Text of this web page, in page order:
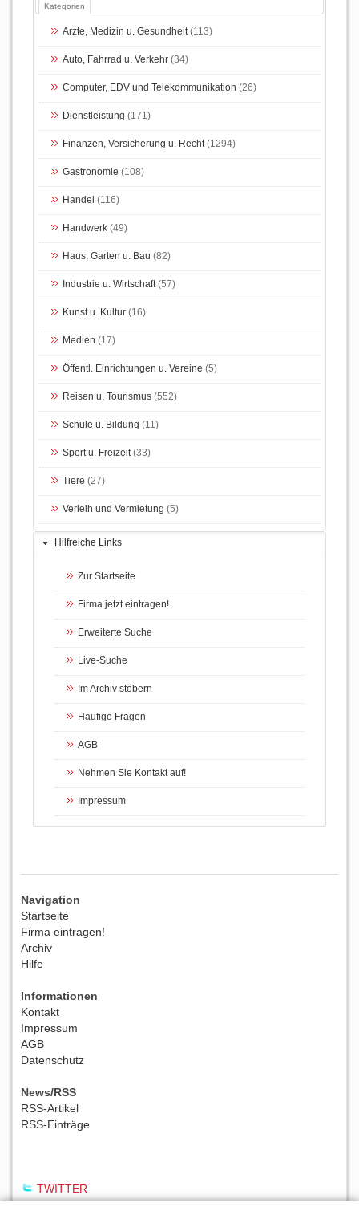
Kategorien
Ärzte, Medizin u. Gesundheit(113)
Auto, Fahrrad u. Verkehr (34)
Computer, EDV und Telekommunikation (26)
Dienstleistung (171)
Finanzen, Versicherung u. Recht(1294)
Gastronomie (108)
Handel (116)
Handwerk (49)
Haus, Garten u. Bau (82)
Industrie u. Wirtschaft(57)
Kunst u. Kultur (16)
Medien (17)
Öffentl. Einrichtungen u. Vereine (5)
Reisen u. Tourismus (552)
Schule u. Bildung (11)
Sport u. Freizeit(33)
Tiere (27)
Verleih und Vermietung (5)
Hilfreiche Links
Zur Startseite
Firma jetzt eintragen!
Erweiterte Suche
Live-Suche
Im Archiv stöbern
Häufige Fragen
AGB
Nehmen Sie Kontakt auf!
Impressum
Navigation
Startseite
Firma eintragen!
Archiv
Hilfe
Informationen
Kontakt
Impressum
AGB
Datenschutz
News/RSS
RSS-Artikel
RSS-Einträge
TWITTER